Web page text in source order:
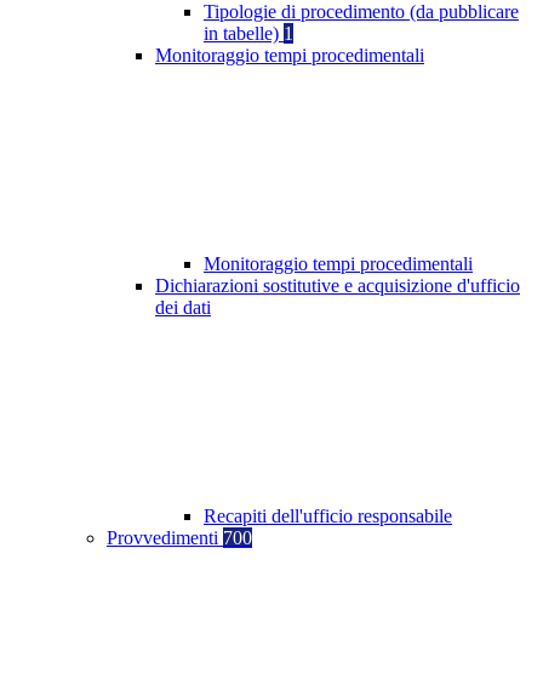
Tipologie di procedimento (da pubblicare
in tabelle) 1
Monitoraggio tempi procedimentali
Monitoraggio tempi procedimentali
Dichiarazioni sostitutive e acquisizione d'ufficio
dei dati
Recapiti dell'ufficio responsabile
Provvedimenti 700